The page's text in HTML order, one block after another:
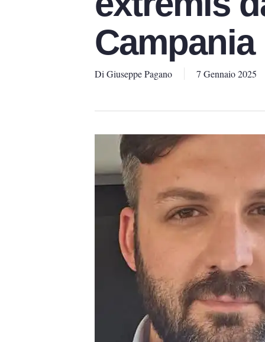
Campania
Di Giuseppe Pagano 7 Gennaio 2025